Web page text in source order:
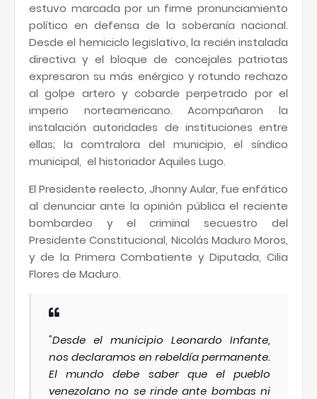
estuvo marcada por un firme pronunciamiento
político en defensa de la soberanía nacional.
Desde el hemiciclo legislativo, la recién instalada
directiva y el bloque de concejales patriotas
expresaron su más enérgico y rotundo rechazo
al golpe artero y cobarde perpetrado por el
imperio norteamericano. Acompañaron la
instalación autoridades de instituciones entre
ellas; la comtralora del municipio, el síndico
municipal, el historiador Aquiles Lugo.
El Presidente reelecto, Jhonny Aular, fue enfático
al denunciar ante la opinión pública el reciente
bombardeo y el criminal secuestro del
Presidente Constitucional, Nicolás Maduro Moros,
y de la Primera Combatiente y Diputada, Cilia
Flores de Maduro.
"Desde el municipio Leonardo Infante,
nos declaramos en rebeldía permanente.
El mundo debe saber que el pueblo
venezolano no se rinde ante bombas ni